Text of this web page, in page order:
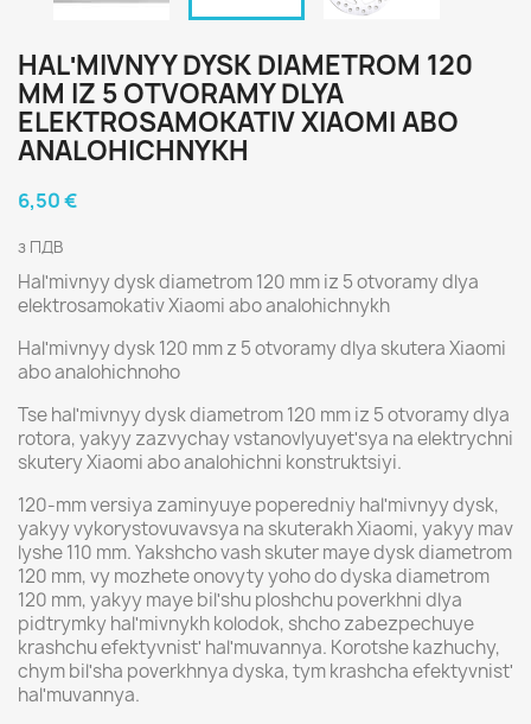
HALʹMIVNYY DYSK DIAMETROM 120
MM IZ 5 OTVORAMY DLYA
ELEKTROSAMOKATIV XIAOMI ABO
ANALOHICHNYKH
6,50 €
з ПДВ
Halʹmivnyy dysk diametrom 120 mm iz 5 otvoramy dlya
elektrosamokativ Xiaomi abo analohichnykh
Halʹmivnyy dysk 120 mm z 5 otvoramy dlya skutera Xiaomi
abo analohichnoho
Tse halʹmivnyy dysk diametrom 120 mm iz 5 otvoramy dlya
rotora, yakyy zazvychay vstanovlyuyetʹsya na elektrychni
skutery Xiaomi abo analohichni konstruktsiyi.
120-mm versiya zaminyuye poperedniy halʹmivnyy dysk,
yakyy vykorystovuvavsya na skuterakh Xiaomi, yakyy mav
lyshe 110 mm. Yakshcho vash skuter maye dysk diametrom
120 mm, vy mozhete onovyty yoho do dyska diametrom
120 mm, yakyy maye bilʹshu ploshchu poverkhni dlya
pidtrymky halʹmivnykh kolodok, shcho zabezpechuye
krashchu efektyvnistʹ halʹmuvannya. Korotshe kazhuchy,
chym bilʹsha poverkhnya dyska, tym krashcha efektyvnistʹ
halʹmuvannya.